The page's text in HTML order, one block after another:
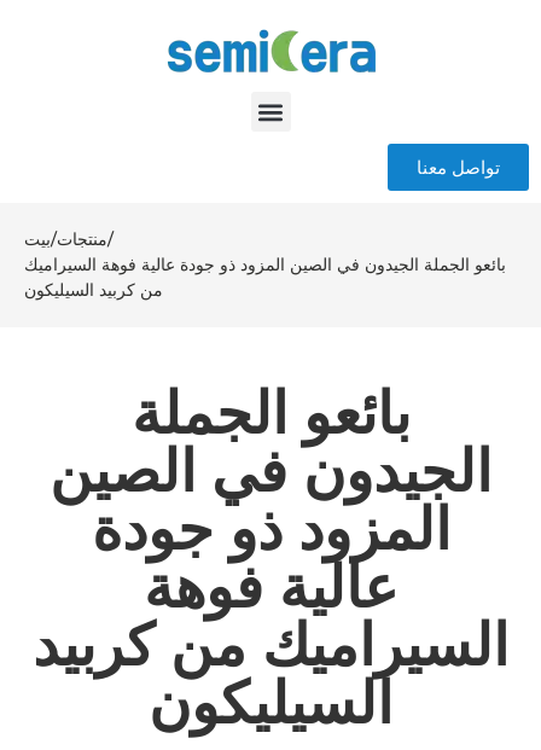
تواصل معنا
بيت/منتجات/
بائعو الجملة الجيدون في الصين المزود ذو جودة عالية فوهة السيراميك
من كربيد السيليكون
بائعو الجملة
الجيدون في الصين
المزود ذو جودة
عالية فوهة
السيراميك من كربيد
السيليكون